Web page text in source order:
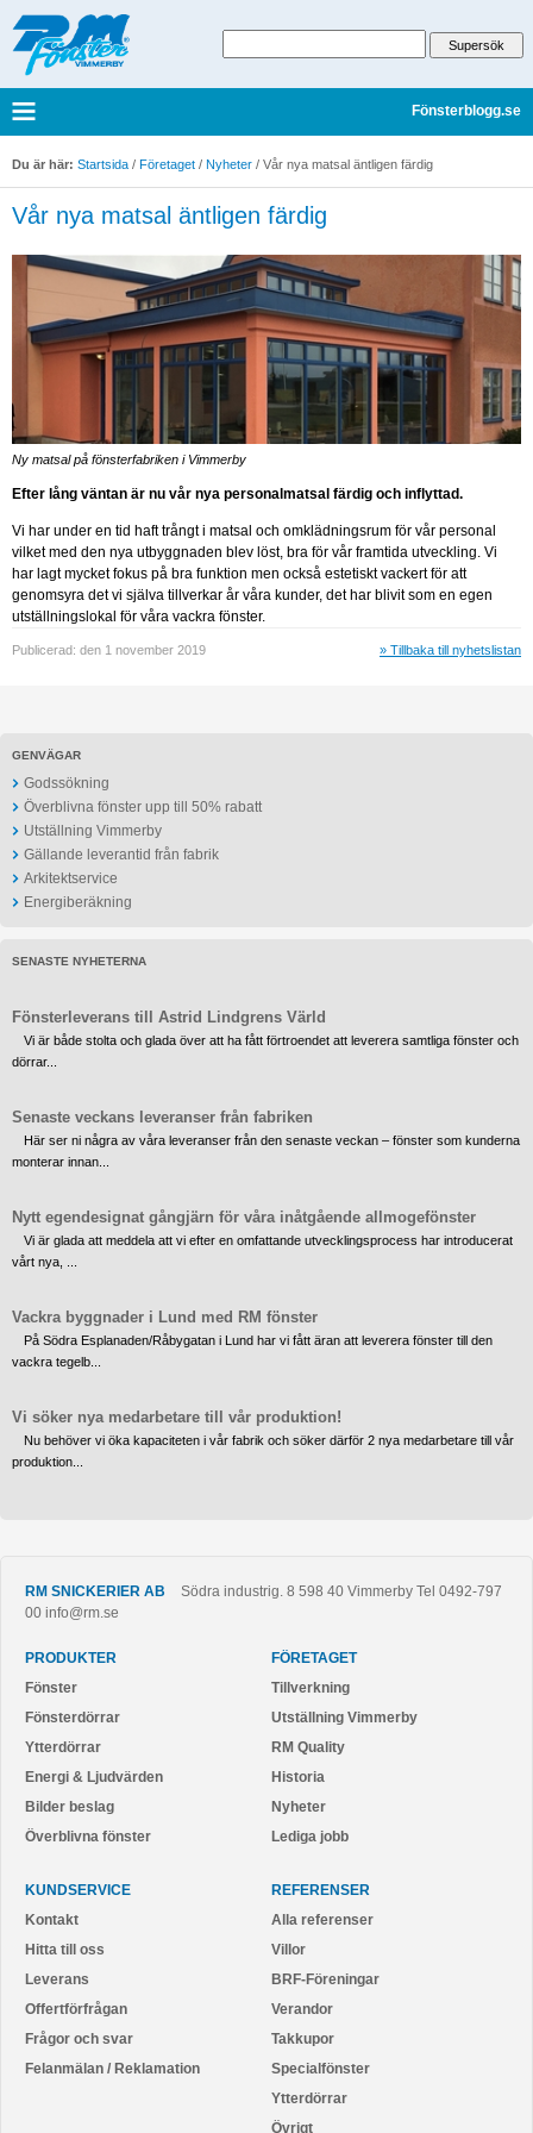
Fönsterblogg.se
Du är här: Startsida / Företaget / Nyheter / Vår nya matsal äntligen färdig
Vår nya matsal äntligen färdig
Ny matsal på fönsterfabriken i Vimmerby
Efter lång väntan är nu vår nya personalmatsal färdig och inflyttad.
Vi har under en tid haft trångt i matsal och omklädningsrum för vår personal
vilket med den nya utbyggnaden blev löst, bra för vår framtida utveckling. Vi
har lagt mycket fokus på bra funktion men också estetiskt vackert för att
genomsyra det vi själva tillverkar år våra kunder, det har blivit som en egen
utställningslokal för våra vackra fönster.
» Tillbaka till nyhetslistan
Publicerad: den 1 november 2019
GENVÄGAR
Godssökning
Överblivna fönster upp till 50% rabatt
Utställning Vimmerby
Gällande leverantid från fabrik
Arkitektservice
Energiberäkning
SENASTE NYHETERNA
Fönsterleverans till Astrid Lindgrens Värld
Vi är både stolta och glada över att ha fått förtroendet att leverera samtliga fönster och
dörrar...
Senaste veckans leveranser från fabriken
Här ser ni några av våra leveranser från den senaste veckan – fönster som kunderna
monterar innan...
Nytt egendesignat gångjärn för våra inåtgående allmogefönster
Vi är glada att meddela att vi efter en omfattande utvecklingsprocess har introducerat
vårt nya, ...
Vackra byggnader i Lund med RM fönster
På Södra Esplanaden/Råbygatan i Lund har vi fått äran att leverera fönster till den
vackra tegelb...
Vi söker nya medarbetare till vår produktion!
Nu behöver vi öka kapaciteten i vår fabrik och söker därför 2 nya medarbetare till vår
produktion...
RM SNICKERIER AB Södra industrig. 8 598 40 Vimmerby Tel 0492-797
00 info@rm.se
PRODUKTER
Fönster
Fönsterdörrar
Ytterdörrar
Energi & Ljudvärden
Bilder beslag
Överblivna fönster
FÖRETAGET
Tillverkning
Utställning Vimmerby
RM Quality
Historia
Nyheter
Lediga jobb
KUNDSERVICE
Kontakt
Hitta till oss
Leverans
Offertförfrågan
Frågor och svar
Felanmälan / Reklamation
REFERENSER
Alla referenser
Villor
BRF-Föreningar
Verandor
Takkupor
Specialfönster
Ytterdörrar
Övrigt